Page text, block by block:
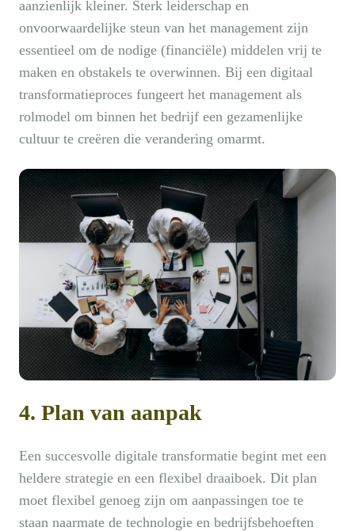
aanzienlijk kleiner. Sterk leiderschap en
onvoorwaardelijke steun van het management zijn
essentieel om de nodige (financiële) middelen vrij te
maken en obstakels te overwinnen. Bij een digitaal
transformatieproces fungeert het management als
rolmodel om binnen het bedrijf een gezamenlijke
cultuur te creëren die verandering omarmt.
4. Plan van aanpak
Een succesvolle digitale transformatie begint met een
heldere strategie en een flexibel draaiboek. Dit plan
moet flexibel genoeg zijn om aanpassingen toe te
staan naarmate de technologie en bedrijfsbehoeften